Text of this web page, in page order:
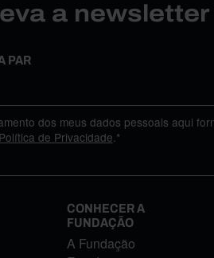
a
PAR
dos meus dados pessoais aqui
Política de Privacidade.*
CONHECER A
FUNDAÇÃO
A Fundação